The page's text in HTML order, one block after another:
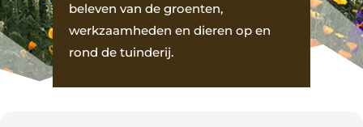
beleven van de groenten,
werkzaamheden en dieren op en
rond de tuinderij.